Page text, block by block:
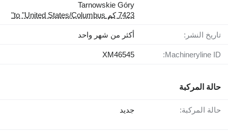
Tarnowskie Góry
7423 كم to "United States/Columbus"
تاريخ النشر: أكثر من شهر واحد
Machineryline ID:
XM46545
حالة المركبة
حالة المركبة: جديد